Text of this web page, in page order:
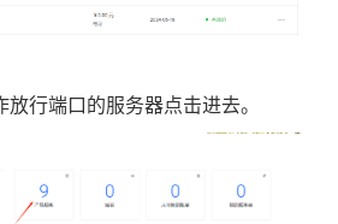
行端口的服务器点击进去。